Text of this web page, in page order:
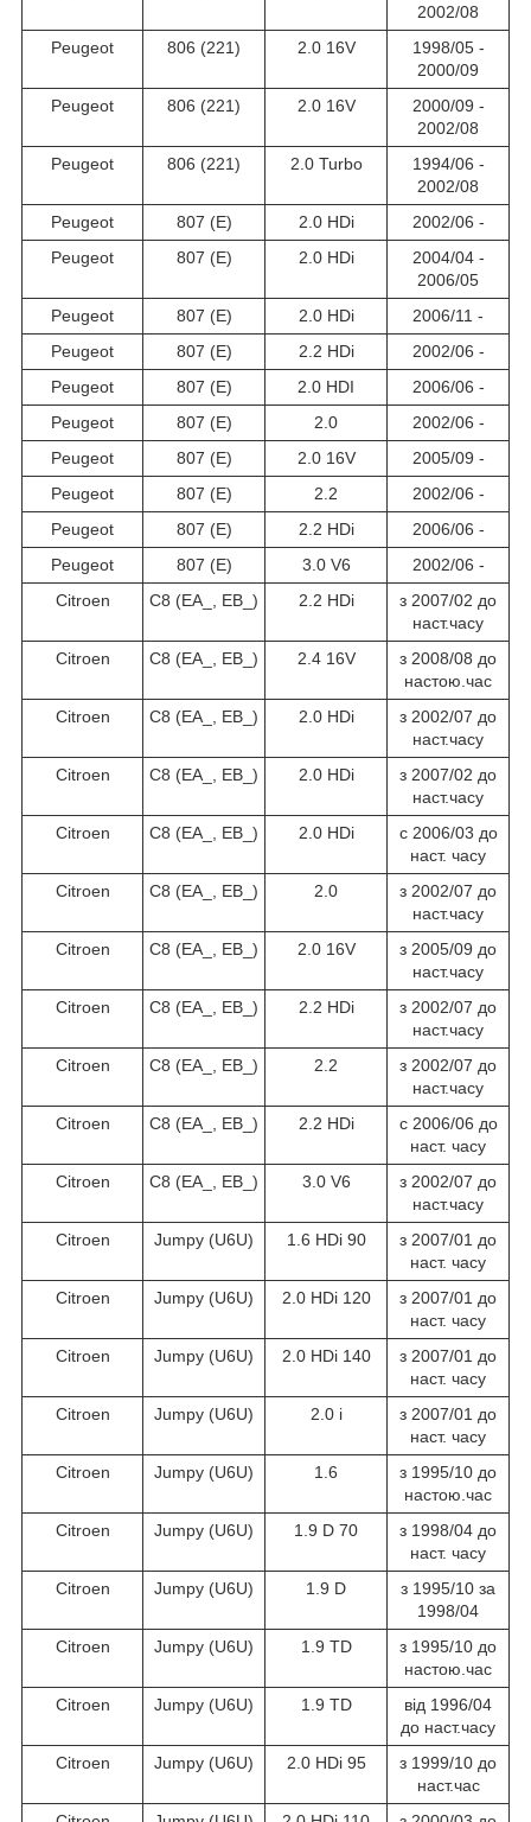
2002/08
Peugeot
806 (221) 2.0 16V
1998/05 -
2000/09
Peugeot
806 (221) 2.0 16V
2000/09 -
2002/08
Peugeot
806 (221) 2.0 Turbo
1994/06 -
2002/08
Peugeot
807 (E) 2.0 HDi
2002/06 -
Peugeot
807 (E) 2.0 HDi
2004/04 -
2006/05
Peugeot
807 (E) 2.0 HDi
2006/11 -
Peugeot
807 (E) 2.2 HDi
2002/06 -
Peugeot
807 (E) 2.0 HDI
2006/06 -
Peugeot
807 (E) 2.0
2002/06 -
Peugeot
807 (E) 2.0 16V
2005/09 -
Peugeot
807 (E) 2.2
2002/06 -
Peugeot
807 (E) 2.2 HDi
2006/06 -
Peugeot
807 (E) 3.0 V6
2002/06 -
Citroen
C8 (EA_, EB_) 2.2 HDi
з 2007/02 до
наст.часу
Citroen
C8 (EA_, EB_) 2.4 16V
з 2008/08 до
настою.час
Citroen
C8 (EA_, EB_) 2.0 HDi
з 2002/07 до
наст.часу
Citroen
C8 (EA_, EB_) 2.0 HDi
з 2007/02 до
наст.часу
Citroen
C8 (EA_, EB_) 2.0 HDi
c 2006/03 до
наст. часу
Citroen
C8 (EA_, EB_) 2.0
з 2002/07 до
наст.часу
Citroen
C8 (EA_, EB_) 2.0 16V
з 2005/09 до
наст.часу
Citroen
C8 (EA_, EB_) 2.2 HDi
з 2002/07 до
наст.часу
Citroen
C8 (EA_, EB_) 2.2
з 2002/07 до
наст.часу
Citroen
C8 (EA_, EB_) 2.2 HDi
c 2006/06 до
наст. часу
Citroen
C8 (EA_, EB_) 3.0 V6
з 2002/07 до
наст.часу
Citroen
Jumpy (U6U) 1.6 HDi 90
з 2007/01 до
наст. часу
Citroen
Jumpy (U6U) 2.0 HDi 120
з 2007/01 до
наст. часу
Citroen
Jumpy (U6U) 2.0 HDi 140
з 2007/01 до
наст. часу
Citroen
Jumpy (U6U) 2.0 i
з 2007/01 до
наст. часу
Citroen
Jumpy (U6U) 1.6
з 1995/10 до
настою.час
Citroen
Jumpy (U6U) 1.9 D 70
з 1998/04 до
наст. часу
Citroen
Jumpy (U6U) 1.9 D
з 1995/10 за
1998/04
Citroen
Jumpy (U6U) 1.9 TD
з 1995/10 до
настою.час
Citroen
Jumpy (U6U) 1.9 TD
від 1996/04
до наст.часу
Citroen
Jumpy (U6U) 2.0 HDi 95
з 1999/10 до
наст.час